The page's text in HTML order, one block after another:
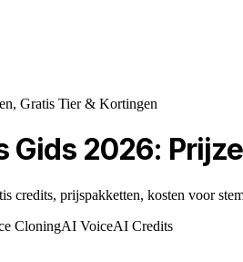
Gratis Tier & Kortingen
Gids 2026:
credits, prijspakketten, kosten voor
CloningAI VoiceAI Credits